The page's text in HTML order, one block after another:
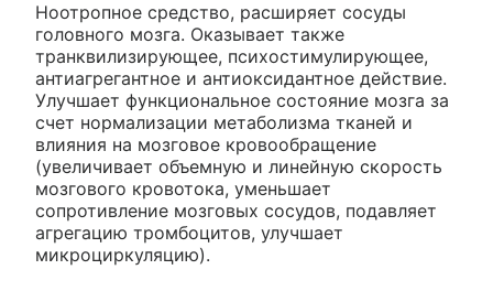
Ноотропное средство, расширяет сосуды
головного мозга. Оказывает также
транквилизирующее, психостимулирующее,
антиагрегантное и антиоксидантное действие.
Улучшает функциональное состояние мозга за
счет нормализации метаболизма тканей и
влияния на мозговое кровообращение
(увеличивает объемную и линейную скорость
мозгового кровотока, уменьшает
сопротивление мозговых сосудов, подавляет
агрегацию тромбоцитов, улучшает
микроциркуляцию).